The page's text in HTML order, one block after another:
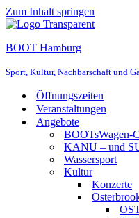
Zum Inhalt springen
BOOT Hamburg
Sport, Kultur, Nachbarschaft und
Öffnungszeiten
Veranstaltungen
Angebote
BOOTsWagen-
KANU – und
Wassersport
Kultur
Konzerte